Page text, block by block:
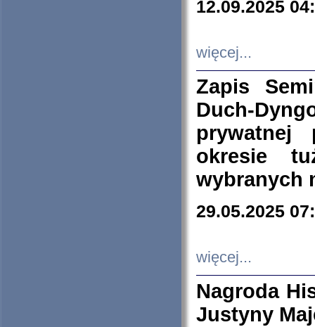
12.09.2025
więcej...
Zapis
Duch-
prywatnej
okresie
wybranych
29.05.2025
więcej...
Nagroda
Justyny